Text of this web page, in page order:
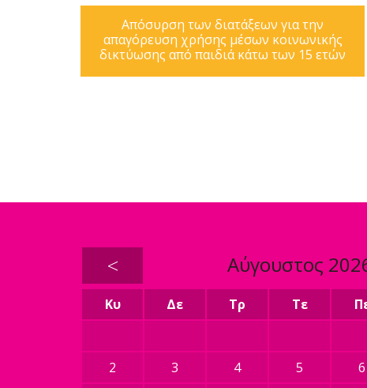
Απόσυρση των διατάξεων για την
απαγόρευση χρήσης μέσων κοινωνικής
δικτύωσης από παιδιά κάτω των 15 ετών
< Αύγουστος
Κυ Δε Τρ Τε
2
3 4 5 6